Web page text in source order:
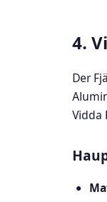
4.
Der
Vidda